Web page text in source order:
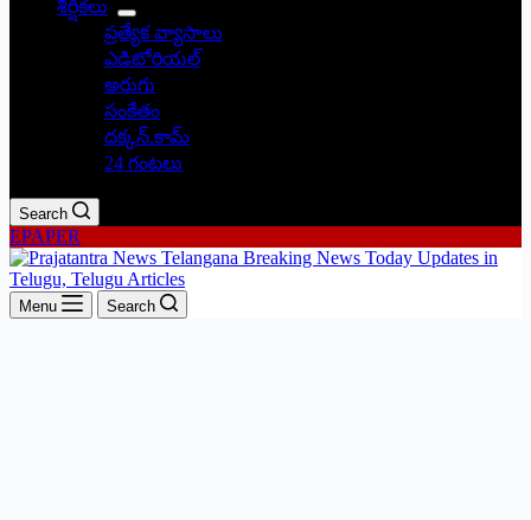
శీర్షికలు
ప్రత్యేక వ్యాసాలు
ఎడిటోరియల్
అరుగు
సంకేతం
దక్కన్.కామ్
24 గంటలు
Search
EPAPER
Menu Search